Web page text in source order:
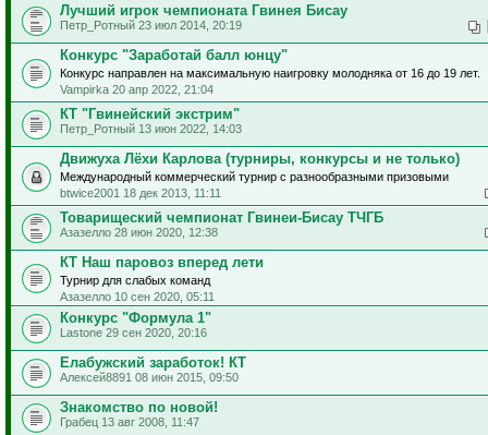
Лучший игрок чемпионата Гвинея Бисау
Петр_Ротный 23 июл 2014, 20:19
Конкурс "Заработай балл юнцу"
Конкурс направлен на максимальную наигровку молодняка от 16 до 19 лет.
Vampirka 20 апр 2022, 21:04
КТ "Гвинейский экстрим"
Петр_Ротный 13 июн 2022, 14:03
Движуха Лёхи Карлова (турниры, конкурсы и не только)
Международный коммерческий турнир с разнообразными призовыми
btwice2001 18 дек 2013, 11:11
Товарищеский чемпионат Гвинеи-Бисау ТЧГБ
Азазелло 28 июн 2020, 12:38
КТ Наш паровоз вперед лети
Турнир для слабых команд
Азазелло 10 сен 2020, 05:11
Конкурс "Формула 1"
Lastone 29 сен 2020, 20:16
Елабужский заработок! КТ
Алексей8891 08 июн 2015, 09:50
Знакомство по новой!
Грабец 13 авг 2008, 11:47